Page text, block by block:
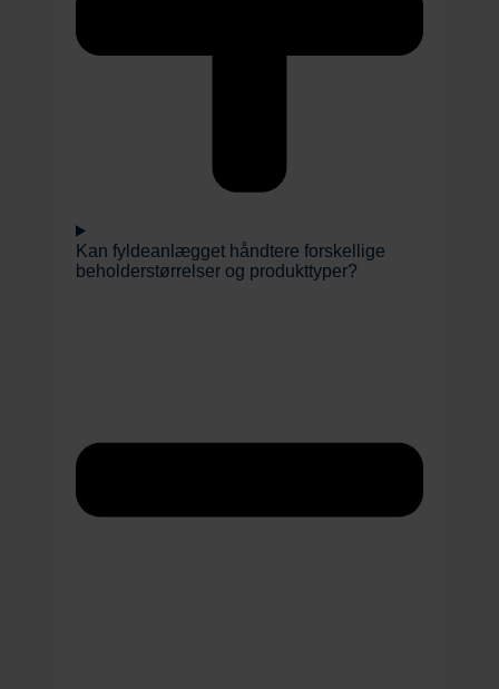
Kan fyldeanlægget håndtere forskellige
beholderstørrelser og produkttyper?